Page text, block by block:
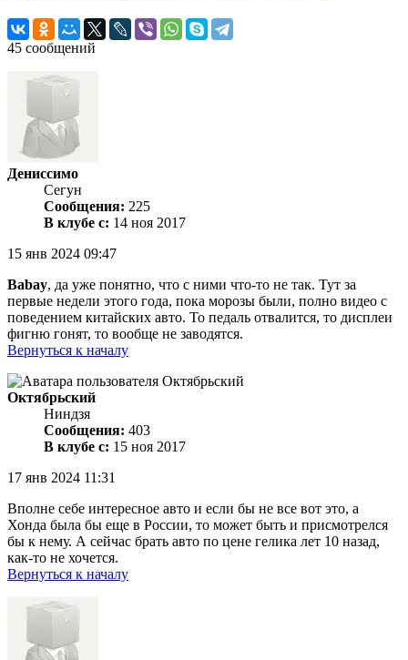
45 сообщений
Дениссимо
Сегун
Сообщения: 225
В клубе с: 14 ноя 2017
15 янв 2024 09:47
Babay, да уже понятно, что с ними что-то не так. Тут за
первые недели этого года, пока морозы были, полно видео с
поведением китайских авто. То педаль отвалится, то дисплеи
фигню гонят, то вообще не заводятся.
Вернуться к началу
Октябрьский
Ниндзя
Сообщения: 403
В клубе с: 15 ноя 2017
17 янв 2024 11:31
Вполне себе интересное авто и если бы не все вот это, а
Хонда была бы еще в России, то может быть и присмотрелся
бы к нему. А сейчас брать авто по цене гелика лет 10 назад,
как-то не хочется.
Вернуться к началу